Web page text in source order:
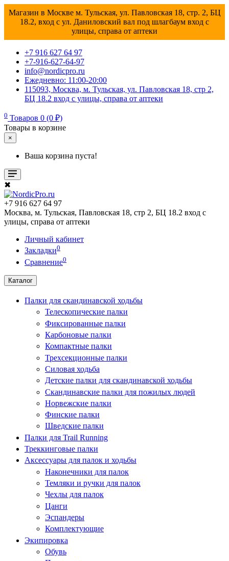
Магазин в Москве м. Тульская, ул. Павловская 18, стр. 2, БЦ
18.2, вход с ул. Даниловский вал под шлагбаум вход с
улицы, справа от аптеки
+7 916 627 64 97
+7-916-627-64-97
info@nordicpro.ru
Ежедневно: 11:00-20:00
115093, Москва, м. Тульская, ул. Павловская 18, стр 2,
БЦ 18.2 вход с улицы, справа от аптеки
0 Товаров 0 (0 ₽)
Товары в корзине
×
Ваша корзина пуста!
✖
+7 916 627 64 97
Москва, м. Тульская, Павловская 18, стр 2, БЦ 18.2 вход с
улицы, справа от аптеки
Личный кабинет
Закладки0
Сравнение0
Каталог
Палки для скандинавской ходьбы
Телескопические палки
Фиксированные палки
Карбоновые палки
Компактные палки
Трехсекционные палки
Силовая ходьба
Детские палки для скандинавской ходьбы
Скандинавские палки для пожилых людей
Норвежские палки
Финские палки
Шведские палки
Палки для Trail Running
Треккинговые палки
Аксессуары для палок и ходьбы
Наконечники для палок
Темляки и ручки для палок
Чехлы для палок
Цанги
Эспандеры
Комплектующие
Экипировка
Обувь